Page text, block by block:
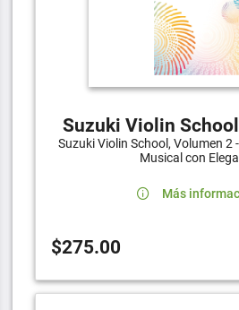
Suzuki Violin
Suzuki Violin School, Volumen 2
Musical con
Más
$275.00